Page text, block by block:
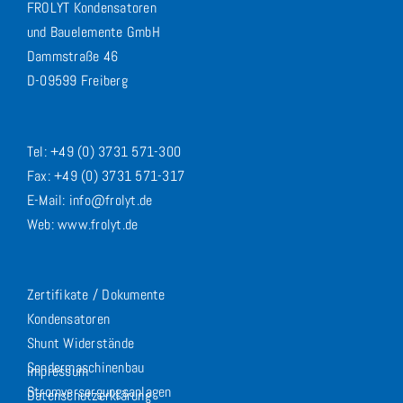
FROLYT Kondensatoren
und Bauelemente GmbH
Dammstraße 46
D-09599 Freiberg
Tel: +49 (0) 3731 571-300
Fax: +49 (0) 3731 571-317
E-Mail: info@frolyt.de
Web: www.frolyt.de
Zertifikate / Dokumente
Kondensatoren
Shunt Widerstände
Sondermaschinenbau
Stromversorgungsanlagen
Impressum
Datenschutzerklärung